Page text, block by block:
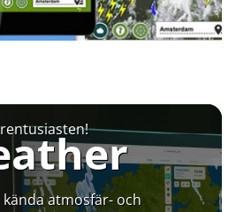
kända atmosfär- och